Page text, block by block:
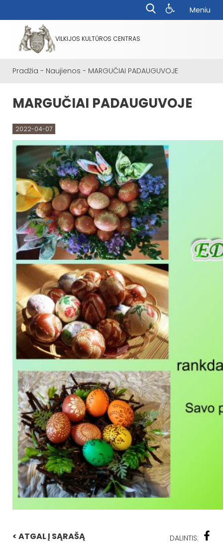
Meniu
VILKIJOS KULTŪROS CENTRAS
Pradžia - Naujienos - MARGUČIAI PADAUGUVOJE
MARGUČIAI PADAUGUVOJE
2022-04-07
< ATGAL Į SĄRAŠĄ DALINTIS: